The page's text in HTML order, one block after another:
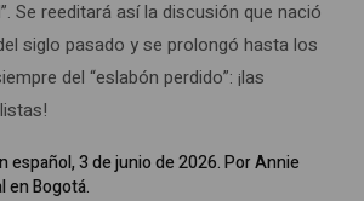
Se reeditará así la discusión que nació
siglo pasado y se prolongó hasta los
del “eslabón perdido”: ¡las
español, 3 de junio de 2026. Por Annie
en Bogotá.